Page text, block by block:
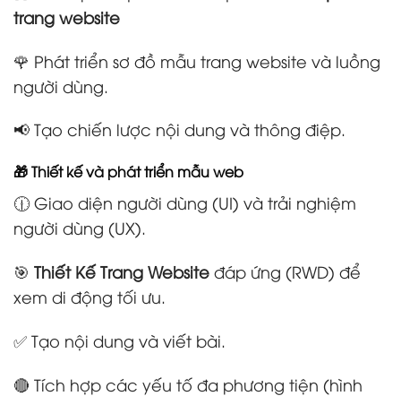
trang website
🌹 Phát triển sơ đồ mẫu trang website và luồng
người dùng.
📢 Tạo chiến lược nội dung và thông điệp.
🎁 Thiết kế và phát triển mẫu web
🕧 Giao diện người dùng (UI) và trải nghiệm
người dùng (UX).
🎯 Thiết Kế Trang Website đáp ứng (RWD) để
xem di động tối ưu.
✅ Tạo nội dung và viết bài.
🔴 Tích hợp các yếu tố đa phương tiện (hình